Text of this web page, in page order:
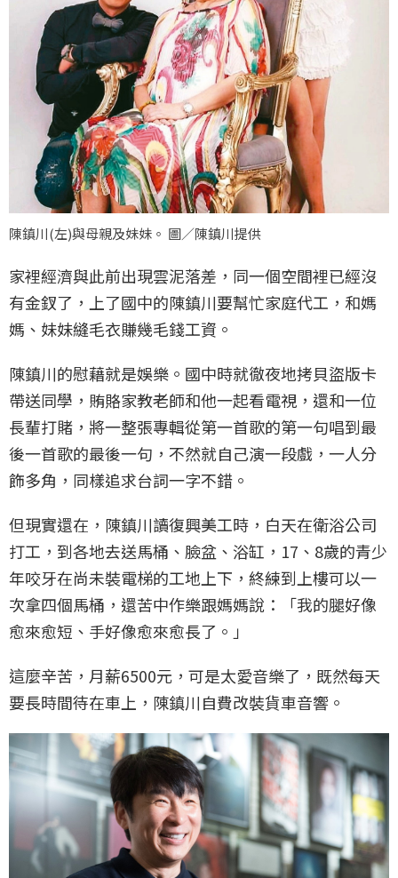
陳鎮川(左)與母親及妹妹。 圖／陳鎮川提供
家裡經濟與此前出現雲泥落差，同一個空間裡已經沒
有金釵了，上了國中的陳鎮川要幫忙家庭代工，和媽
媽、妹妹縫毛衣賺幾毛錢工資。
陳鎮川的慰藉就是娛樂。國中時就徹夜地拷貝盜版卡
帶送同學，賄賂家教老師和他一起看電視，還和一位
長輩打賭，將一整張專輯從第一首歌的第一句唱到最
後一首歌的最後一句，不然就自己演一段戲，一人分
飾多角，同樣追求台詞一字不錯。
但現實還在，陳鎮川讀復興美工時，白天在衛浴公司
打工，到各地去送馬桶、臉盆、浴缸，17、8歲的青少
年咬牙在尚未裝電梯的工地上下，終練到上樓可以一
次拿四個馬桶，還苦中作樂跟媽媽說：「我的腿好像
愈來愈短、手好像愈來愈長了。」
這麼辛苦，月薪6500元，可是太愛音樂了，既然每天
要長時間待在車上，陳鎮川自費改裝貨車音響。